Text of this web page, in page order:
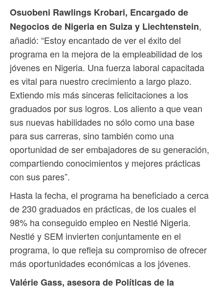
Osuobeni Rawlings Krobari, Encargado de
Negocios de Nigeria en Suiza y Liechtenstein,
añadió: “Estoy encantado de ver el éxito del
programa en la mejora de la empleabilidad de los
jóvenes en Nigeria. Una fuerza laboral capacitada
es vital para nuestro crecimiento a largo plazo.
Extiendo mis más sinceras felicitaciones a los
graduados por sus logros. Los aliento a que vean
sus nuevas habilidades no sólo como una base
para sus carreras, sino también como una
oportunidad de ser embajadores de su generación,
compartiendo conocimientos y mejores prácticas
con sus pares”.
Hasta la fecha, el programa ha beneficiado a cerca
de 230 graduados en prácticas, de los cuales el
98% ha conseguido empleo en Nestlé Nigeria.
Nestlé y SEM invierten conjuntamente en el
programa, lo que refleja su compromiso de ofrecer
más oportunidades económicas a los jóvenes.
Valérie Gass, asesora de Políticas de la